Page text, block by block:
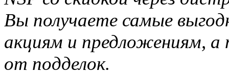
Вы получаете самые
акциям и предложениям,
от подделок.